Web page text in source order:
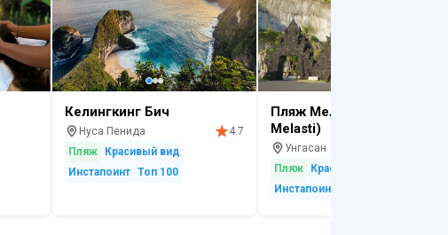
Келингкинг Бич
Нуса Пенида
4.7
Пляж
Красивый вид
Инстапоинт Топ 100
Пляж Меласти (Pantai
Melasti)
Унгасан
Пляж
Красивый вид
Инстапоинт